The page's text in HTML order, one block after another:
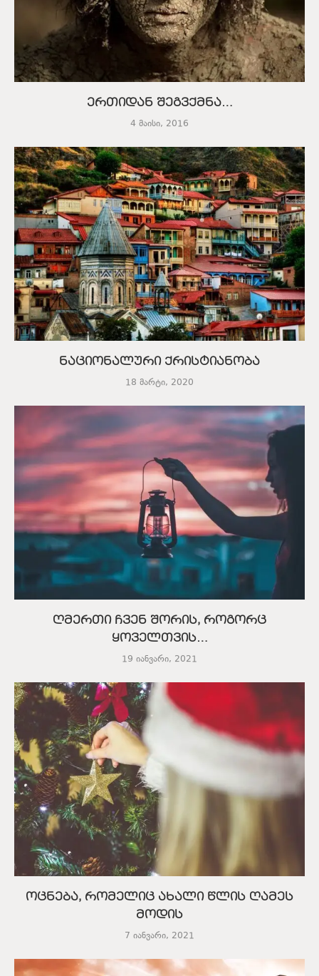
ერთიდან შეგვქმნა…
4 მაისი, 2016
ნაციონალური ქრისტიანობა
18 მარტი, 2020
ღმერთი ჩვენ შორის, როგორც
ყოველთვის…
19 იანვარი, 2021
ოცნება, რომელიც ახალი წლის ღამეს
მოდის
7 იანვარი, 2021